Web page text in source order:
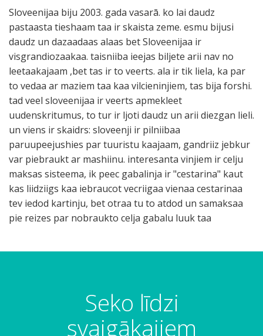
Sloveenijaa biju 2003. gada vasarā. ko lai daudz
pastaasta tieshaam taa ir skaista zeme. esmu bijusi
daudz un dazaadaas alaas bet Sloveenijaa ir
visgrandiozaakaa. taisniiba ieejas biljete arii nav no
leetaakajaam ,bet tas ir to veerts. ala ir tik liela, ka par
to vedaa ar maziem taa kaa vilcieninjiem, tas bija forshi.
tad veel sloveenijaa ir veerts apmekleet
uudenskritumus, to tur ir ljoti daudz un arii diezgan lieli.
un viens ir skaidrs: sloveenji ir pilniibaa
paruupeejushies par tuuristu kaajaam, gandriiz jebkur
var piebraukt ar mashiinu. interesanta vinjiem ir celju
maksas sisteema, ik peec gabalinja ir "cestarina" kaut
kas liidziigs kaa iebraucot vecriigaa vienaa cestarinaa
tev iedod kartinju, bet otraa tu to atdod un samaksaa
pie reizes par nobraukto celja gabalu luuk taa
Seko līdzi
svaigākajiem